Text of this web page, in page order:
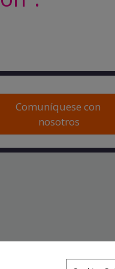
Comuníquese con
nosotros
Modern